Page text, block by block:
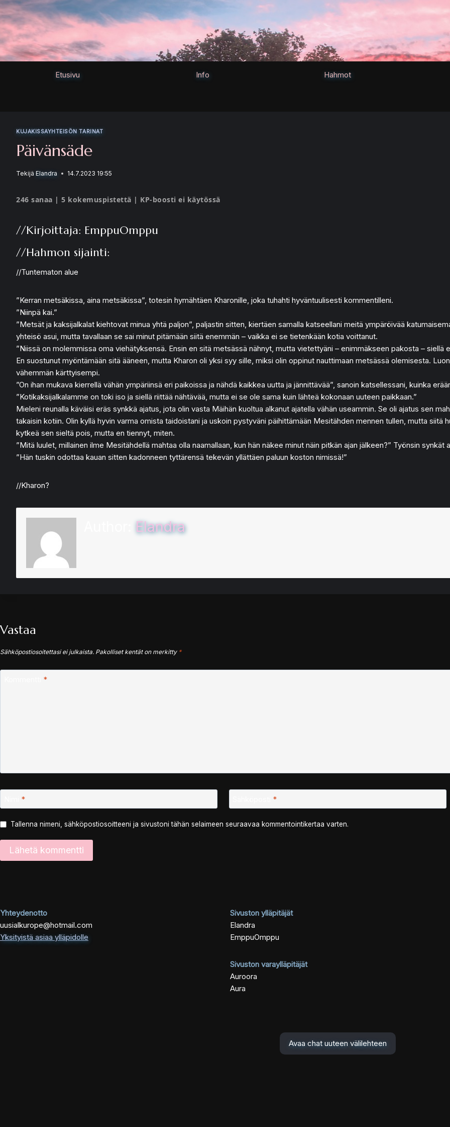
Siirry
sisältöön
Etusivu Info Hahmot
KUJAKISSAYHTEISÖN TARINAT
Päivänsäde
Tekijä Elandra 14.7.2023 19:55
246 sanaa | 5 kokemuspistettä | KP-boosti ei käytössä
//Kirjoittaja: EmppuOmppu
//Hahmon sijainti:
//Tuntematon alue
”Kerran metsäkissa, aina metsäkissa”, totesin hymähtäen Kharonille, joka tuhahti hyväntuulisesti kommentilleni.
”Niinpä kai.”
”Metsät ja kaksijalkalat kiehtovat minua yhtä paljon”, paljastin sitten, kiertäen samalla katseellani meitä ympäröivää
yhteisö asui, mutta tavallaan se sai minut pitämään siitä enemmän – vaikka ei se tietenkään kotia voittanut.
”Niissä on molemmissa oma viehätyksensä. Ensin en sitä metsässä nähnyt, mutta vietettyäni – enimmäkseen pakosta – siellä
En suostunut myöntämään sitä ääneen, mutta Kharon oli yksi syy sille, miksi olin oppinut nauttimaan metsässä olemisesta.
vähemmän kärttyisempi.
”On ihan mukava kierrellä vähän ympäriinsä eri paikoissa ja nähdä kaikkea uutta ja jännittävää”, sanoin katsellessani, kuinka
”Kotikaksijalkalamme on toki iso ja siellä riittää nähtävää, mutta ei se ole sama kuin lähteä kokonaan uuteen paikkaan.”
Mieleni reunalla käväisi eräs synkkä ajatus, jota olin vasta Mäihän kuoltua alkanut ajatella vähän useammin. Se oli ajatus sen
takaisin kotiin. Olin kyllä hyvin varma omista taidoistani ja uskoin pystyväni päihittämään Mesitähden mennen tullen, mutta siitä
kytkeä sen sieltä pois, mutta en tiennyt, miten.
”Mitä luulet, millainen ilme Mesitähdellä mahtaa olla naamallaan, kun hän näkee minut näin pitkän ajan jälkeen?” Työnsin
”Hän tuskin odottaa kauan sitten kadonneen tyttärensä tekevän yllättäen paluun koston nimissä!”
//Kharon?
Elandra
Vastaa
Sähköpostiosoitettasi ei julkaista. Pakolliset kentät on merkitty *
*
* *
Tallenna nimeni, sähköpostiosoitteeni ja sivustoni tähän selaimeen seuraavaa kommentointikertaa varten.
Yhteydenotto
uusialkurope@hotmail.com
Yksityistä asiaa ylläpidolle
Sivuston ylläpitäjät
Elandra
EmppuOmppu
Sivuston varaylläpitäjät
Auroora
Aura
Avaa chat uuteen välilehteen